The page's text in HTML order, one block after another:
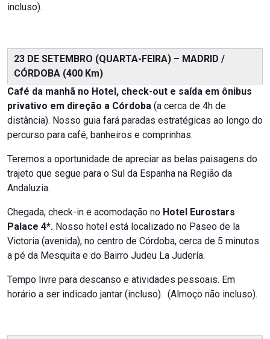
incluso).
23 DE SETEMBRO (QUARTA-FEIRA) – MADRID /
CÓRDOBA (400 Km)
Café da manhã no Hotel, check-out e saída em ônibus
privativo em direção a Córdoba (a cerca de 4h de
distância). Nosso guia fará paradas estratégicas ao longo do
percurso para café, banheiros e comprinhas.
Teremos a oportunidade de apreciar as belas paisagens do
trajeto que segue para o Sul da Espanha na Região da
Andaluzia.
Chegada, check-in e acomodação no Hotel Eurostars
Palace 4*. Nosso hotel está localizado no Paseo de la
Victoria (avenida), no centro de Córdoba, cerca de 5 minutos
a pé da Mesquita e do Bairro Judeu La Judería.
Tempo livre para descanso e atividades pessoais. Em
horário a ser indicado jantar (incluso). (Almoço não incluso).